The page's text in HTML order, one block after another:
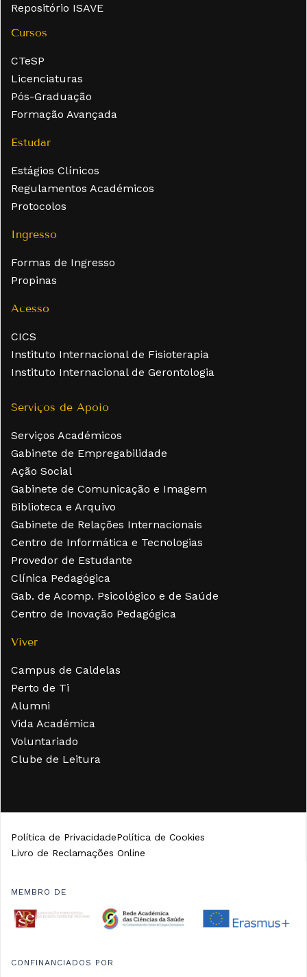
Repositório ISAVE
Cursos
CTeSP
Licenciaturas
Pós-Graduação
Formação Avançada
Estudar
Estágios Clínicos
Regulamentos Académicos
Protocolos
Ingresso
Formas de Ingresso
Propinas
Acesso
CICS
Instituto Internacional de Fisioterapia
Instituto Internacional de Gerontologia
Serviços de Apoio
Serviços Académicos
Gabinete de Empregabilidade
Ação Social
Gabinete de Comunicação e Imagem
Biblioteca e Arquivo
Gabinete de Relações Internacionais
Centro de Informática e Tecnologias
Provedor de Estudante
Clínica Pedagógica
Gab. de Acomp. Psicológico e de Saúde
Centro de Inovação Pedagógica
Viver
Campus de Caldelas
Perto de Ti
Alumni
Vida Académica
Voluntariado
Clube de Leitura
Política de PrivacidadePolítica de Cookies
Livro de Reclamações Online
MEMBRO DE
CONFINANCIADOS POR